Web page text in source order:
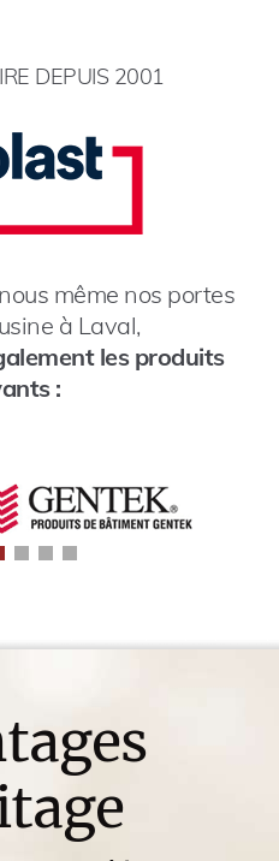
DEPUIS 2001
même nos portes
à Laval,
les produits
: